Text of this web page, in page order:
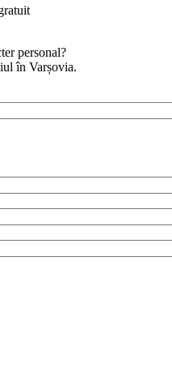
personal?
în Varșovia.